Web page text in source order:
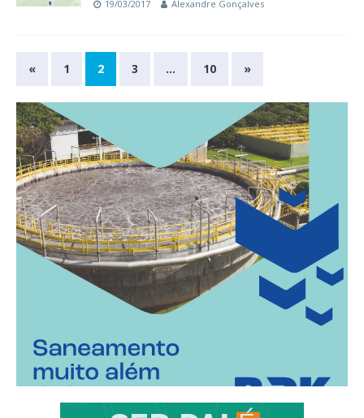
19/03/2017 Alexandre Gonçalves
« 1 2 3 … 10 »